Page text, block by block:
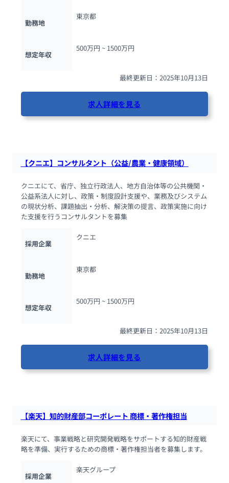
勤務地
東京都
想定年収
500万円 ~ 1500万円
最終更新日：2025年10月13日
求人詳細を見る
【クニエ】コンサルタント（公益/農業・健康領域）
クニエにて、省庁、独立行政法人、地方自治体等の公共機関・
公益系法人に対し、政策・制度設計支援や、業務及びシステム
の現状分析、課題抽出・分析、解決策の提言、政策実施に向け
た支援を行うコンサルタントを募集
採用企業
クニエ
勤務地
東京都
想定年収
500万円 ~ 1500万円
最終更新日：2025年10月13日
求人詳細を見る
【楽天】知的財産部コーポレート 商標・著作権担当
楽天にて、事業戦略と研究開発戦略をサポートする知的財産戦
略を準備、実行するための商標・著作権担当者を募集します。
採用企業
楽天グループ